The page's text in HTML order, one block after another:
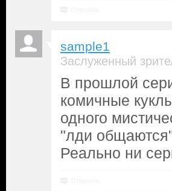
sample1
Заслуженный
В прошлой
комичные
одного
"лди
Реально ни